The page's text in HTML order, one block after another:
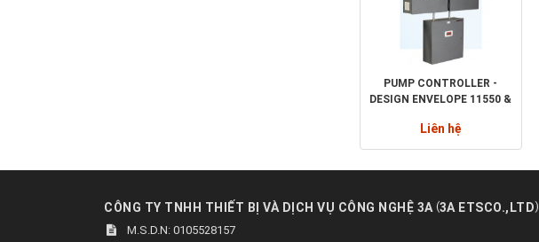
PUMP CONTROLLER -
DESIGN ENVELOPE 11550 &
CONTROL SYSTEM
Liên hệ
CÔNG TY TNHH THIẾT BỊ VÀ DỊCH VỤ CÔNG NGHỆ 3A (3A ETSCO.,LTD)
M.S.D.N: 0105528157